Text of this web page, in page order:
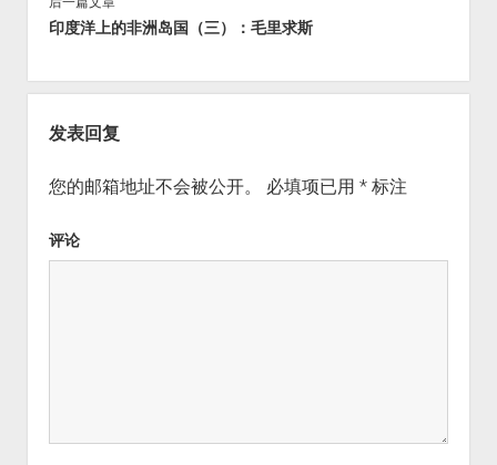
印度洋上的非洲岛国（三）：毛里求斯
发表回复
您的邮箱地址不会被公开。 必填项已用 *标注
评论